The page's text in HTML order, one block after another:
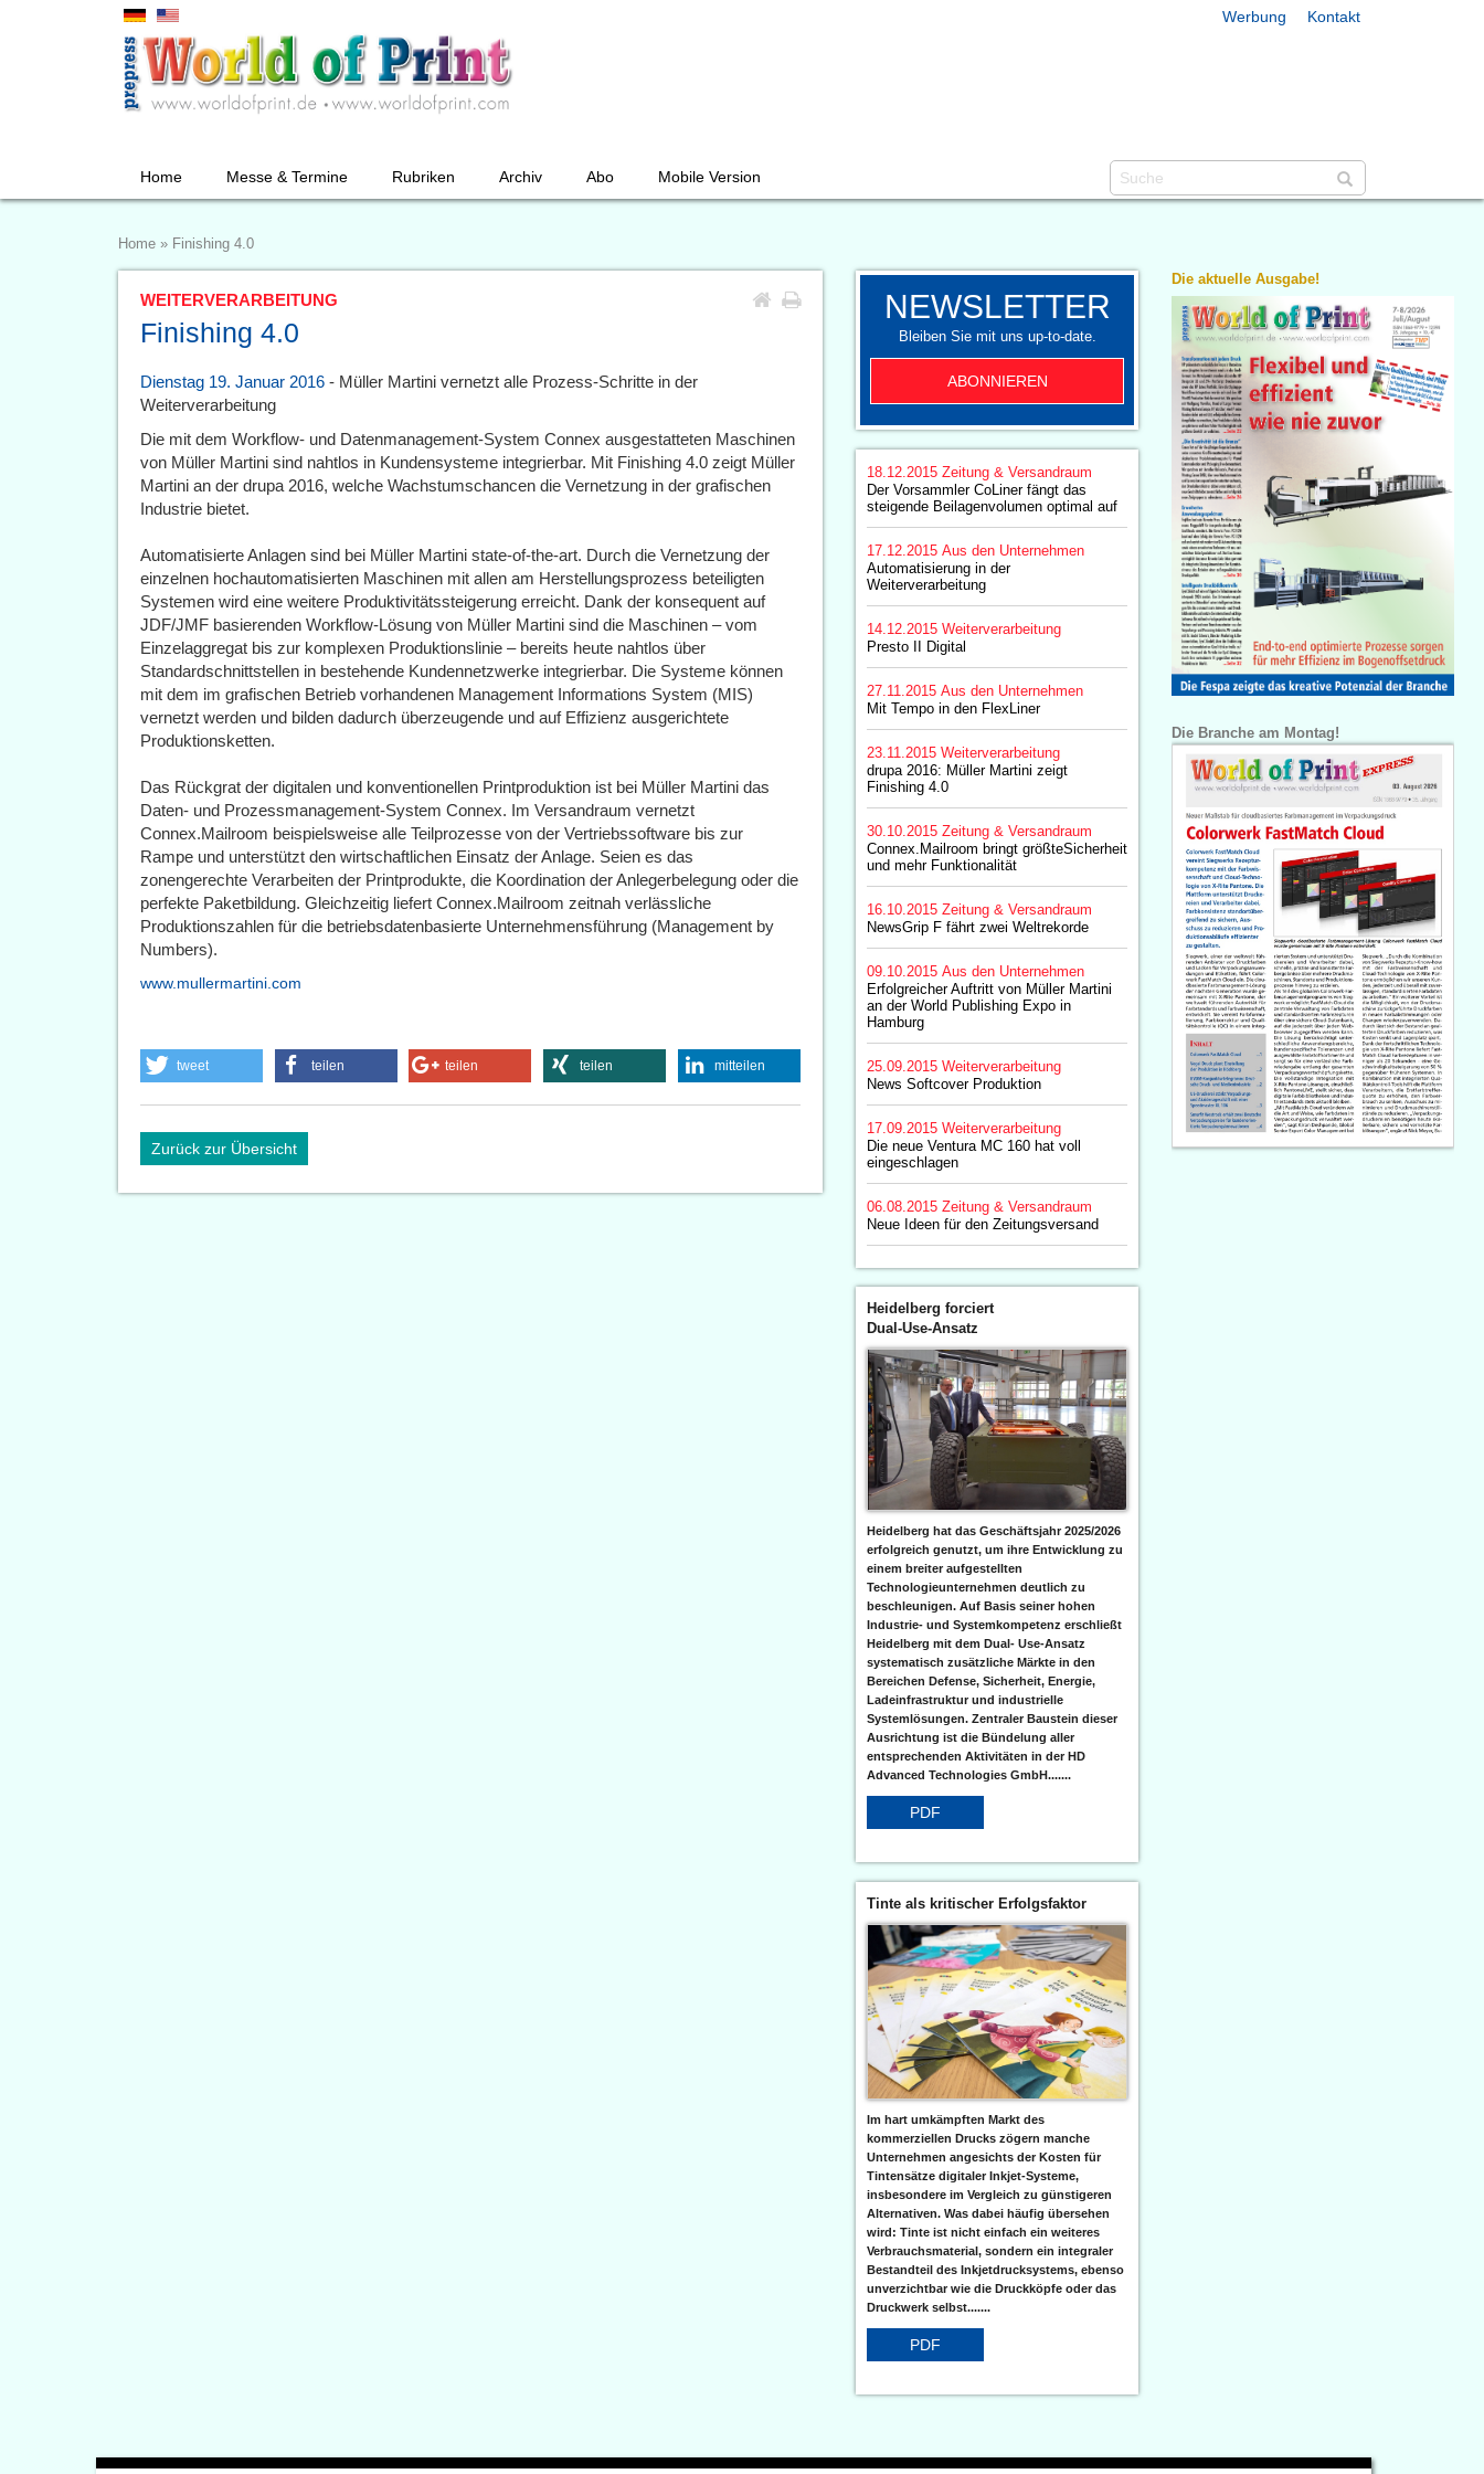
Werbung Kontakt
Home Messe & Termine Rubriken Archiv Abo Mobile Version
Home » Finishing 4.0
WEITERVERARBEITUNG
Finishing 4.0
Dienstag 19. Januar 2016 - Müller Martini vernetzt alle Prozess-Schritte in der
Weiterverarbeitung
Die mit dem Workflow- und Datenmanagement-System Connex ausgestatteten Maschinen
von Müller Martini sind nahtlos in Kundensysteme integrierbar. Mit Finishing 4.0 zeigt Müller
Martini an der drupa 2016, welche Wachstumschancen die Vernetzung in der grafischen
Industrie bietet.
Automatisierte Anlagen sind bei Müller Martini state-of-the-art. Durch die Vernetzung der
einzelnen hochautomatisierten Maschinen mit allen am Herstellungsprozess beteiligten
Systemen wird eine weitere Produktivitätssteigerung erreicht. Dank der konsequent auf
JDF/JMF basierenden Workflow-Lösung von Müller Martini sind die Maschinen – vom
Einzelaggregat bis zur komplexen Produktionslinie – bereits heute nahtlos über
Standardschnittstellen in bestehende Kundennetzwerke integrierbar. Die Systeme können
mit dem im grafischen Betrieb vorhandenen Management Informations System (MIS)
vernetzt werden und bilden dadurch überzeugende und auf Effizienz ausgerichtete
Produktionsketten.
Das Rückgrat der digitalen und konventionellen Printproduktion ist bei Müller Martini das
Daten- und Prozessmanagement-System Connex. Im Versandraum vernetzt
Connex.Mailroom beispielsweise alle Teilprozesse von der Vertriebssoftware bis zur
Rampe und unterstützt den wirtschaftlichen Einsatz der Anlage. Seien es das
zonengerechte Verarbeiten der Printprodukte, die Koordination der Anlegerbelegung oder die
perfekte Paketbildung. Gleichzeitig liefert Connex.Mailroom zeitnah verlässliche
Produktionszahlen für die betriebsdatenbasierte Unternehmensführung (Management by
Numbers).
www.mullermartini.com
tweet teilen teilen teilen mitteilen
Zurück zur Übersicht
NEWSLETTER
Bleiben Sie mit uns up-to-date.
ABONNIEREN
18.12.2015 Zeitung & Versandraum
Der Vorsammler CoLiner fängt das
steigende Beilagenvolumen optimal auf
17.12.2015 Aus den Unternehmen
Automatisierung in der
Weiterverarbeitung
14.12.2015 Weiterverarbeitung
Presto II Digital
27.11.2015 Aus den Unternehmen
Mit Tempo in den FlexLiner
23.11.2015 Weiterverarbeitung
drupa 2016: Müller Martini zeigt
Finishing 4.0
30.10.2015 Zeitung & Versandraum
Connex.Mailroom bringt größteSicherheit
und mehr Funktionalität
16.10.2015 Zeitung & Versandraum
NewsGrip F fährt zwei Weltrekorde
09.10.2015 Aus den Unternehmen
Erfolgreicher Auftritt von Müller Martini
an der World Publishing Expo in
Hamburg
25.09.2015 Weiterverarbeitung
News Softcover Produktion
17.09.2015 Weiterverarbeitung
Die neue Ventura MC 160 hat voll
eingeschlagen
06.08.2015 Zeitung & Versandraum
Neue Ideen für den Zeitungsversand
Heidelberg forciert
Dual-Use-Ansatz
Heidelberg hat das Geschäftsjahr 2025/2026
erfolgreich genutzt, um ihre Entwicklung zu
einem breiter aufgestellten
Technologieunternehmen deutlich zu
beschleunigen. Auf Basis seiner hohen
Industrie- und Systemkompetenz erschließt
Heidelberg mit dem Dual- Use-Ansatz
systematisch zusätzliche Märkte in den
Bereichen Defense, Sicherheit, Energie,
Ladeinfrastruktur und industrielle
Systemlösungen. Zentraler Baustein dieser
Ausrichtung ist die Bündelung aller
entsprechenden Aktivitäten in der HD
Advanced Technologies GmbH.......
PDF
Tinte als kritischer Erfolgsfaktor
Im hart umkämpften Markt des
kommerziellen Drucks zögern manche
Unternehmen angesichts der Kosten für
Tintensätze digitaler Inkjet-Systeme,
insbesondere im Vergleich zu günstigeren
Alternativen. Was dabei häufig übersehen
wird: Tinte ist nicht einfach ein weiteres
Verbrauchsmaterial, sondern ein integraler
Bestandteil des Inkjetdrucksystems, ebenso
unverzichtbar wie die Druckköpfe oder das
Druckwerk selbst.......
PDF
Die aktuelle Ausgabe!
Die Branche am Montag!